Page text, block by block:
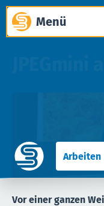
Zum
Inhalt
springen
Menü
Arbeiten
Vor einer ganzen